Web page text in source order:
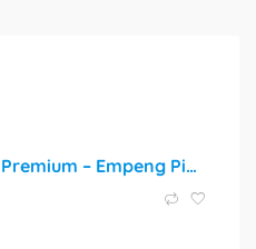
Dot Buah Premium – Empeng Pintar untuk MPASI Pertama Si Kecil